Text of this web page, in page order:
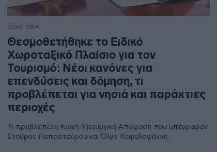
ΠΟΛΙΤΙΚΗ
Θεσμοθετήθηκε το Ειδικό
Χωροταξικό Πλαίσιο για τον
Τουρισμό: Νέοι κανόνες για
επενδύσεις και δόμηση, τι
προβλέπεται για νησιά και παράκτιες
περιοχές
Τι προβλέπει η Κοινή Υπουργική Απόφαση που υπέγραψαν
Σταύρος Παπασταύρου και Όλγα Κεφαλογιάννη